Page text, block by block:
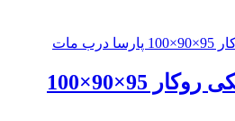
جعبه تقسیم پلاستیکی روکار 95×90×100